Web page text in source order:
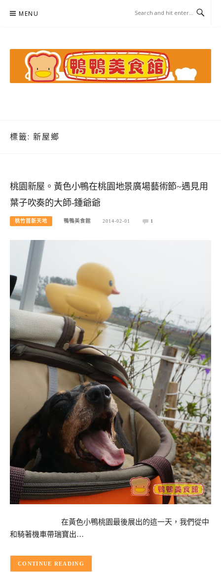
MENU
標籤: 新屋鄉
桃園新屋。黃色小鴨在桃園地景廣場藝術節~遇見用
葉子吹奏的大師-鍾爺爺
桃竹苗新天地 鴨鴨美食館 2014-02-01 1
在黃色小鴨桃園最後展出的這一天，我們從中
和騎著機車帶瑞寶出…
CONTINUE READING